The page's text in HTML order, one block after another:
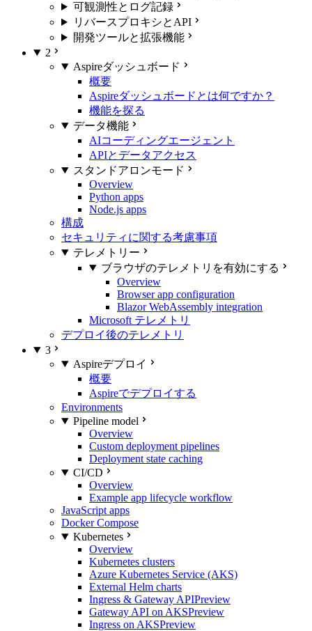
可観測性とログ記録
リバースプロキシとAPI
開発ツールと拡張機能
2
Aspireダッシュボード
概要
Aspireダッシュボードとは何ですか？
機能を探る
データ機能
AIコーディングエージェント
APIとデータアクセス
スタンドアロンモード
Overview
Python apps
Node.js apps
構成
セキュリティに関する考慮事項
テレメトリー
ブラウザのテレメトリを有効にする
Overview
Browser app configuration
Blazor WebAssembly integration
Microsoft テレメトリ
デプロイ後のテレメトリ
3
Aspireデプロイ
概要
Aspireでデプロイする
Environments
Pipeline model
Overview
Custom deployment pipelines
Deployment state caching
CI/CD
Overview
Example app lifecycle workflow
JavaScript apps
Docker Compose
Kubernetes
Overview
Kubernetes clusters
Azure Kubernetes Service (AKS)
External Helm charts
Ingress & Gateway APIPreview
Gateway API on AKSPreview
Ingress on AKSPreview